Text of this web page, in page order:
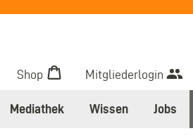
Shop Mitgliederlogin
Mediathek Wissen Jobs